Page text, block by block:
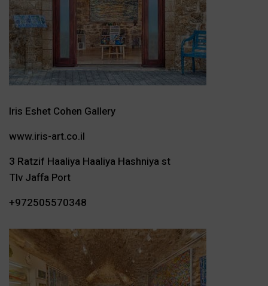
Iris Eshet Cohen Gallery
www.iris-art.co.il
3 Ratzif Haaliya Haaliya Hashniya st
Tlv Jaffa Port
+972505570348